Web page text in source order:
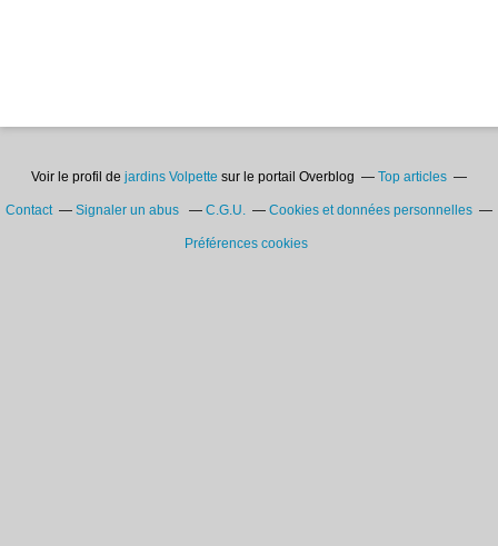
Voir le profil de jardins Volpette sur le portail Overblog Top articles
Contact Signaler un abus C.G.U. Cookies et données personnelles
Préférences cookies